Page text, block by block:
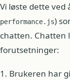
Vi løste dette ved
performance.js)
chatten. Chatten
forutsetninger:
1. Brukeren har